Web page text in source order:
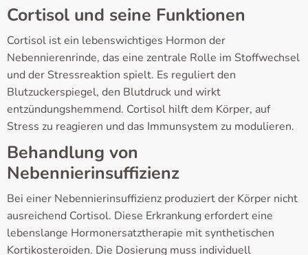
Cortisol und seine Funktionen
Cortisol ist ein lebenswichtiges Hormon der
Nebennierenrinde, das eine zentrale Rolle im Stoffwechsel
und der Stressreaktion spielt. Es reguliert den
Blutzuckerspiegel, den Blutdruck und wirkt
entzündungshemmend. Cortisol hilft dem Körper, auf
Stress zu reagieren und das Immunsystem zu modulieren.
Behandlung von
Nebennierinsuffizienz
Bei einer Nebennierinsuffizienz produziert der Körper nicht
ausreichend Cortisol. Diese Erkrankung erfordert eine
lebenslange Hormonersatztherapie mit synthetischen
Kortikosteroiden. Die Dosierung muss individuell